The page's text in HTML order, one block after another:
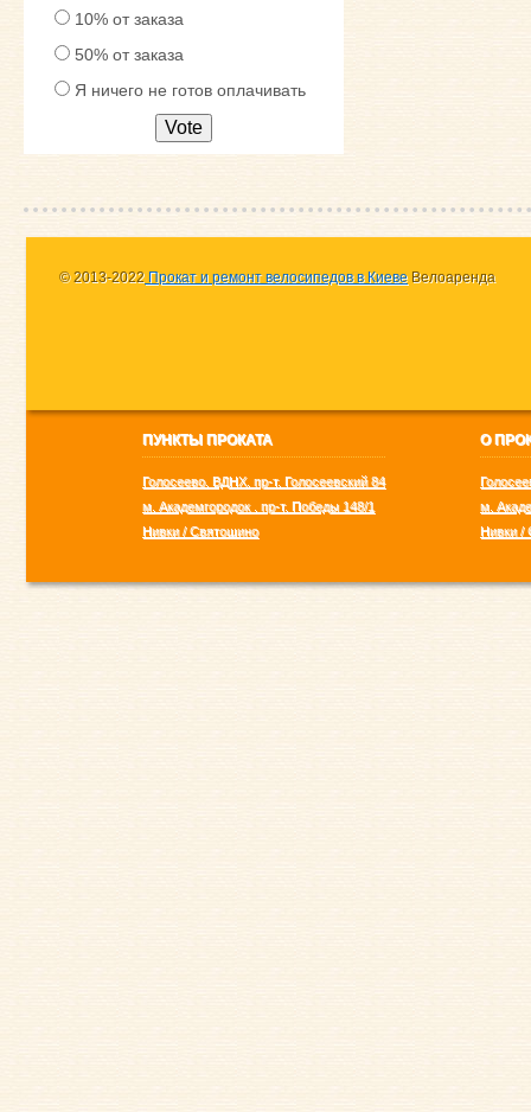
10% от заказа
50% от заказа
Я ничего не готов оплачивать
Vote
© 2013-2022 Прокат и ремонт велосипедов в Киеве Велоаренда
ПУНКТЫ ПРОКАТА
Голосеево. ВДНХ. пр-т. Голосеевский 84
м. Академгородок . пр-т. Победы 148/1
Нивки / Святошино
О
м.
Нивки /